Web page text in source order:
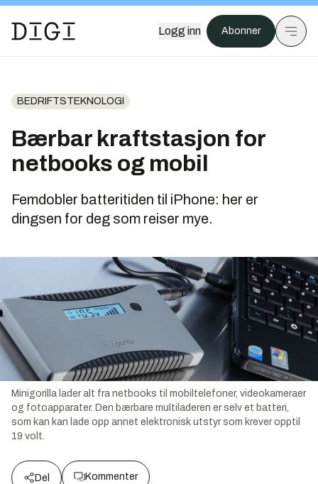
Logg inn Abonner
BEDRIFTSTEKNOLOGI
Bærbar kraftstasjon for
netbooks og mobil
Femdobler batteritiden til iPhone: her er
dingsen for deg som reiser mye.
Minigorilla lader alt fra netbooks til mobiltelefoner, videokameraer
og fotoapparater. Den bærbare multiladeren er selv et batteri,
som kan kan lade opp annet elektronisk utstyr som krever opptil
19 volt.
Del Kommenter